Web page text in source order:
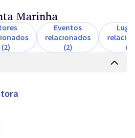
Marinha
(2)
Eventos
relacionados
(2)
(2)